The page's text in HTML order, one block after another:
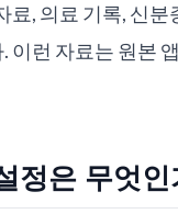
료, 의료 기록, 신
이런 자료는 원본
정은 무엇인